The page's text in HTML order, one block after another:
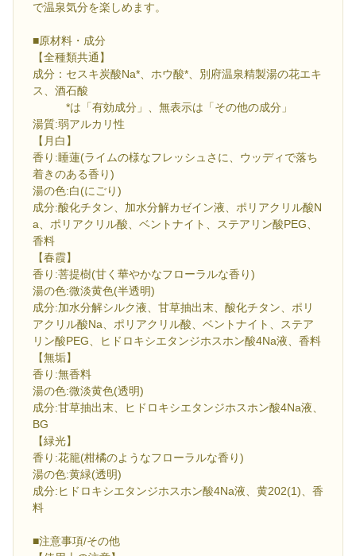
で温泉気分を楽しめます。
■原材料・成分
【全種類共通】
成分：セスキ炭酸Na*、ホウ酸*、別府温泉精製湯の花エキ
ス、酒石酸
*は「有効成分」、無表示は「その他の成分」
湯質:弱アルカリ性
【月白】
香り:睡蓮(ライムの様なフレッシュさに、ウッディで落ち
着きのある香り)
湯の色:白(にごり)
成分:酸化チタン、加水分解カゼイン液、ポリアクリル酸N
a、ポリアクリル酸、ベントナイト、ステアリン酸PEG、
香料
【春霞】
香り:菩提樹(甘く華やかなフローラルな香り)
湯の色:微淡黄色(半透明)
成分:加水分解シルク液、甘草抽出末、酸化チタン、ポリ
アクリル酸Na、ポリアクリル酸、ベントナイト、ステア
リン酸PEG、ヒドロキシエタンジホスホン酸4Na液、香料
【無垢】
香り:無香料
湯の色:微淡黄色(透明)
成分:甘草抽出末、ヒドロキシエタンジホスホン酸4Na液、
BG
【緑光】
香り:花籠(柑橘のようなフローラルな香り)
湯の色:黄緑(透明)
成分:ヒドロキシエタンジホスホン酸4Na液、黄202(1)、香
料
■注意事項/その他